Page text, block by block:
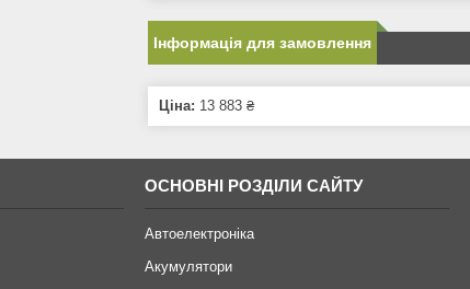
Інформація для замовлення
Ціна: 13 883 ₴
ОСНОВНІ РОЗДІЛИ САЙТУ
Автоелектроніка
Акумулятори